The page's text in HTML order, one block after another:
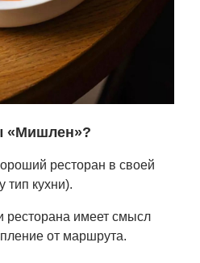
«Мишлен»?
ресторан в своей
тип кухни).
ресторана имеет смысл
от маршрута.